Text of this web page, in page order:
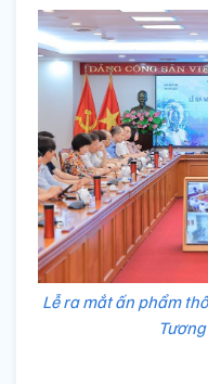
Lễ ra mắt ấn phẩm